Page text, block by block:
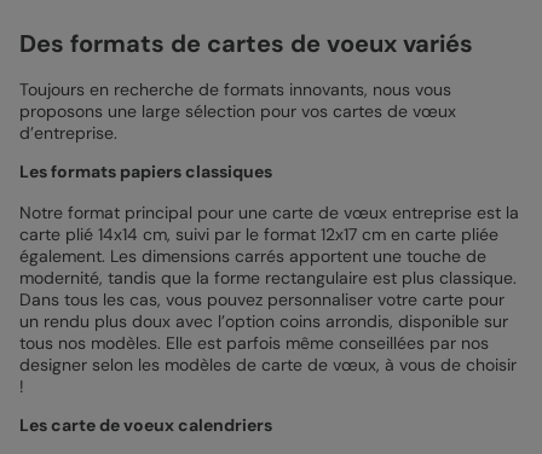
Des formats de cartes de voeux variés
Toujours en recherche de formats innovants, nous vous
proposons une large sélection pour vos cartes de vœux
d’entreprise.
Les formats papiers classiques
Notre format principal pour une carte de vœux entreprise est la
carte plié 14x14 cm, suivi par le format 12x17 cm en carte pliée
également. Les dimensions carrés apportent une touche de
modernité, tandis que la forme rectangulaire est plus classique.
Dans tous les cas, vous pouvez personnaliser votre carte pour
un rendu plus doux avec l’option coins arrondis, disponible sur
tous nos modèles. Elle est parfois même conseillées par nos
designer selon les modèles de carte de vœux, à vous de choisir
!
Les carte de voeux calendriers